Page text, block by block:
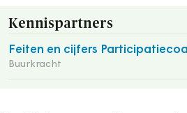
Kennispartners
Feiten en cijfers
Buurkracht